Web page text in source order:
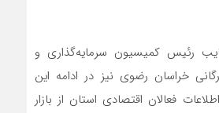
رئیس کمیسیون سرمایه‌گذاری و
خراسان رضوی نیز در ادامه این
فعالان اقتصادی استان از بازار